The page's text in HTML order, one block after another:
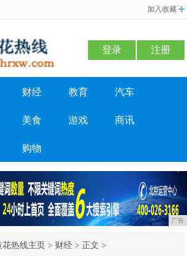
加入收藏
登录 注册
财经 教育 汽车
美食 游戏 商讯
购物
广告
花热线主页 > 财经 > 正文 >